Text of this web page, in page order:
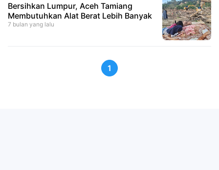
Bersihkan Lumpur, Aceh Tamiang
Membutuhkan Alat Berat Lebih Banyak
7 bulan yang lalu
1